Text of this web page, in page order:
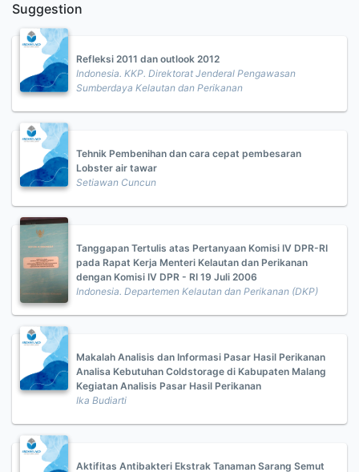
Suggestion
Refleksi 2011 dan outlook 2012
Indonesia. KKP. Direktorat Jenderal Pengawasan
Sumberdaya Kelautan dan Perikanan
Tehnik Pembenihan dan cara cepat pembesaran
Lobster air tawar
Setiawan Cuncun
Tanggapan Tertulis atas Pertanyaan Komisi IV DPR-RI
pada Rapat Kerja Menteri Kelautan dan Perikanan
dengan Komisi IV DPR - RI 19 Juli 2006
Indonesia. Departemen Kelautan dan Perikanan (DKP)
Makalah Analisis dan Informasi Pasar Hasil Perikanan
Analisa Kebutuhan Coldstorage di Kabupaten Malang
Kegiatan Analisis Pasar Hasil Perikanan
Ika Budiarti
Aktifitas Antibakteri Ekstrak Tanaman Sarang Semut